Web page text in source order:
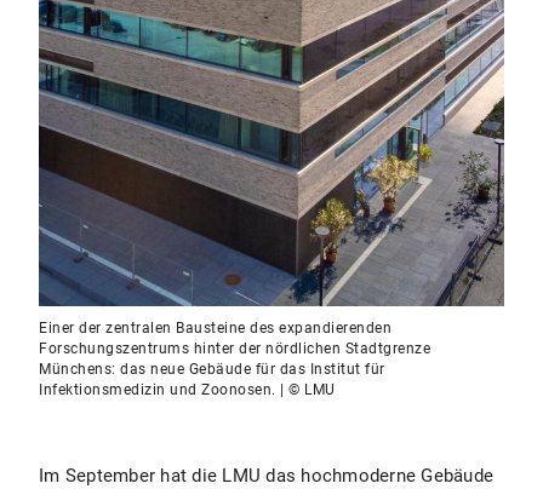
Einer der zentralen Bausteine des expandierenden
Forschungszentrums hinter der nördlichen Stadtgrenze
Münchens: das neue Gebäude für das Institut für
Infektionsmedizin und Zoonosen. | © LMU
Im September hat die LMU das hochmoderne Gebäude